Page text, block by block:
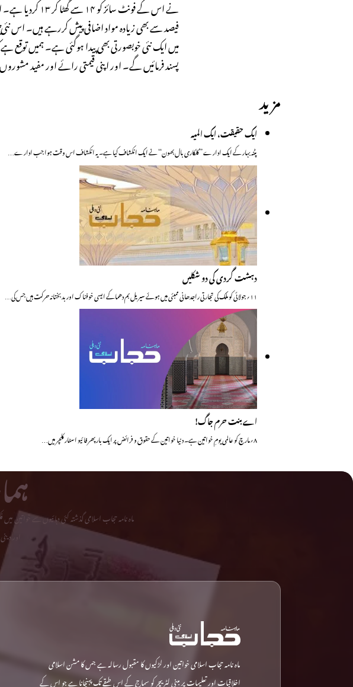
فیصد سے بھی زیادہ مواد اضافی پیش کررہے ہیں۔ اس
میں ایک نئی خوبصورتی بھی پیدا ہوگئی ہے۔ ہمیں توقع
پسند فرمائیں گے۔ اور اپنی قیمتی رائے اور مفید
مزید
ایک حقیقت، ایک المیہ
پٹنہ بہار کے ایک ادارے ’’کلکاری بال بھون‘‘ نے ایک انکشاف کیا ہے۔ یہ انکشاف اس وقت ہوا جب ادارے…
دہشت گردی کی دو شکلیں
۱۱؍جولائی کو ملک کی تجارتی راجدھانی ممبئی میں ہوئے سیریل بم دھماکے ایسی خوفناک اور بدبختانہ حرکت ہیں جس کی…
اے بنت حرم جاگ!
۸؍مارچ کو عالمی یومِ خواتین ہے۔ دنیا خواتین کے حقوق و فرائض پر ایک بار پھر فائیو اسٹار کلچر میں…
ماہ نامہ حجاب اسلامی گذشتہ کئی دہائیوں سے
اور
ماہ نامہ حجاب اسلامی خواتین اور لڑکیوں کا مقبول رسالہ ہے جس کا مشن اسلامی
اخلاقیات اور تعلیمات پر مبنی لٹریچر کو سماج کے اس طبقے تک پہنچانا ہے جو اس کے